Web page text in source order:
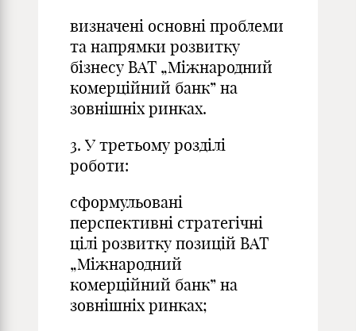
визначені основні проблеми
та напрямки розвитку
бізнесу ВАТ „Міжнародний
комерційний банк” на
зовнішніх ринках.
3. У третьому розділі
роботи:
сформульовані
перспективні стратегічні
цілі розвитку позицій ВАТ
„Міжнародний
комерційний банк” на
зовнішніх ринках;